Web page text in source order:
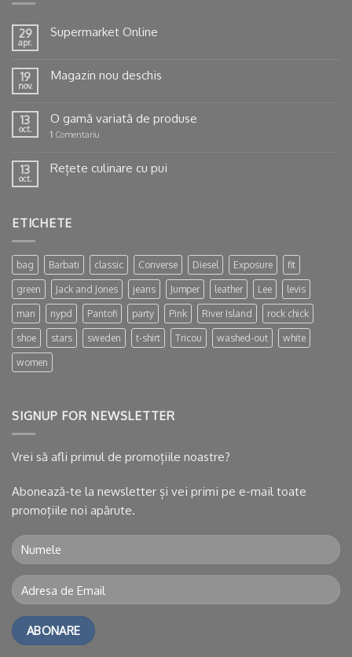
29
apr.
Supermarket Online
19
nov.
Magazin nou deschis
13
oct.
O gamă variată de produse
1 Comentariu
13
oct.
Rețete culinare cu pui
ETICHETE
bag Barbati classic Converse Diesel Exposure fit
green Jack and Jones jeans Jumper leather Lee levis
man nypd Pantofi party Pink River Island rock chick
shoe stars sweden t-shirt Tricou washed-out white
women
SIGNUP FOR NEWSLETTER
Vrei să afli primul de promoțiile noastre?
Abonează-te la newsletter și vei primi pe e-mail toate
promoțiile noi apărute.